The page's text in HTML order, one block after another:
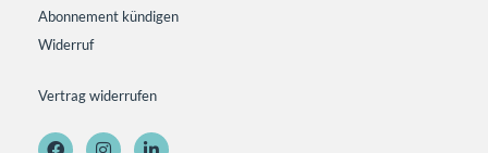
Abonnement kündigen
Widerruf
Vertrag widerrufen